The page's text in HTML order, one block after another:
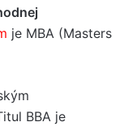
je MBA (Masters
BBA je